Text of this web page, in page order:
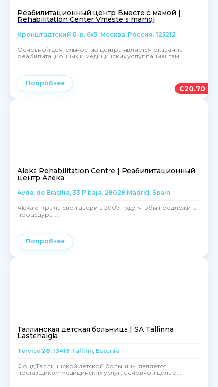
€20.70
Реабилитационный центр Вместе с мамой |
Rehabilitation Center Vmeste s mamoj
Кронштадтский б-р, 6к5, Москва, Россия, 125212
Основной деятельностью центра является оказание
реабилитационных и медицинских услуг пациентам...
Подробнее
Aleka Rehabilitation Centre | Реабилитационный
центр Алека
Avda. de Brasilia, 33 P.baja. 28028 Madrid, Spain
Aleka открыла свои двери в 2007 году, чтобы предложить
процедуры,...
Подробнее
Таллинская детская больница | SA Tallinna
Lastehaigla
Tervise 28, 13419 Tallinn, Estonia
Фонд Таллиннской детской больницы является
поставщиком медицинских услуг, основной целью...